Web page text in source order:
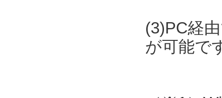
(3)PC経
が可能で